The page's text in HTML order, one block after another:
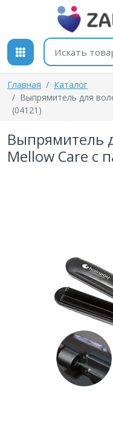
К содержимому
Поиск товаров
Главная
Каталог
Выпрямитель для
(04121)
Выпрямитель
Mellow Care с